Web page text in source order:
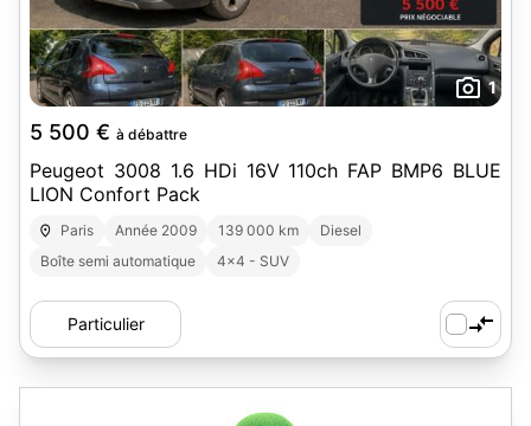
1
5 500 € à débattre
Peugeot 3008 1.6 HDi 16V 110ch FAP BMP6 BLUE
LION Confort Pack
Paris Année 2009 139 000 km
Diesel
Boîte semi automatique
4x4 - SUV
Particulier